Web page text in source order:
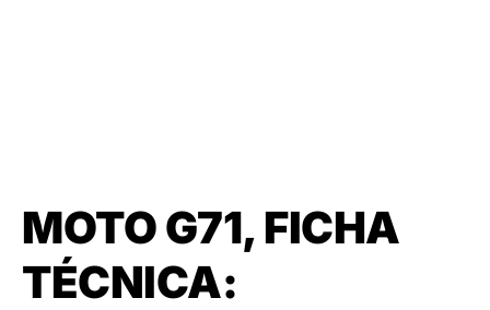
MOTO G71, FICHA
TÉCNICA: